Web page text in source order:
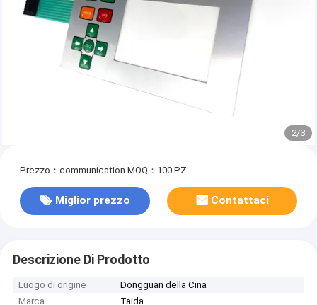
2/3
Prezzo：communication MOQ：100 PZ
Miglior prezzo Contattaci
Descrizione Di Prodotto
Luogo di origine
Dongguan della Cina
Marca
Taida